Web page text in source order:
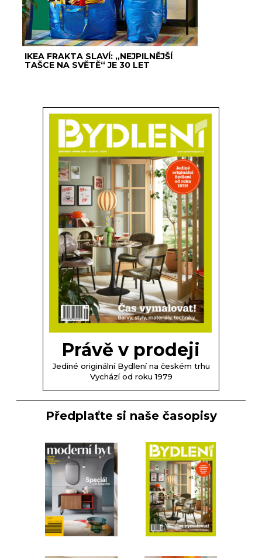
IKEA FRAKTA SLAVÍ: „NEJPILNĚJŠÍ
TAŠCE NA SVĚTĚ“ JE 30 LET
Právě v prodeji
Jediné originální Bydlení na českém trhu
Vychází od roku 1979
Předplaťte si naše časopisy